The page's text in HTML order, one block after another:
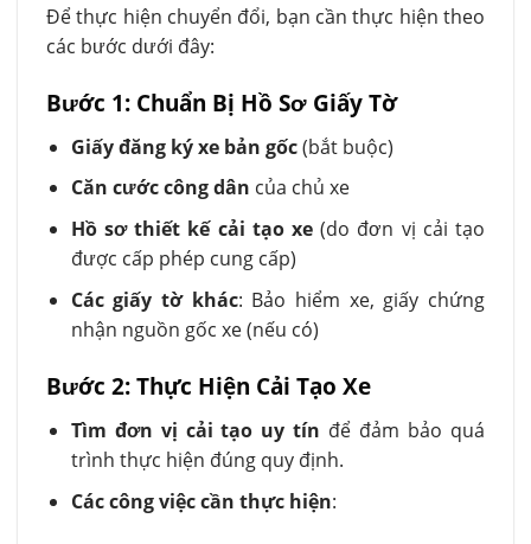
Để thực hiện chuyển đổi, bạn cần thực hiện theo
các bước dưới đây:
Bước 1: Chuẩn Bị Hồ Sơ Giấy Tờ
Giấy đăng ký xe bản gốc(bắt buộc)
Căn cước công dân của chủ xe
Hồ sơ thiết kế cải tạo xe (do đơn vị cải tạo
được cấp phép cung cấp)
Các giấy tờ khác: Bảo hiểm xe, giấy chứng
nhận nguồn gốc xe (nếu có)
Bước 2: Thực Hiện Cải Tạo Xe
Tìm đơn vị cải tạo uy tín để đảm bảo quá
trình thực hiện đúng quy định.
Các công việc cần thực hiện: